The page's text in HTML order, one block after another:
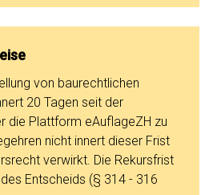
von baurechtlichen
20 Tagen seit der
die Plattform eAuflageZH zu
nicht innert dieser Frist
verwirkt. Die Rekursfrist
Entscheids (§ 314 - 316